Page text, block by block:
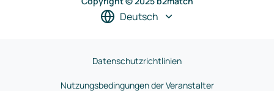
Deutsch
Datenschutzrichtlinien
Nutzungsbedingungen der Veranstalter